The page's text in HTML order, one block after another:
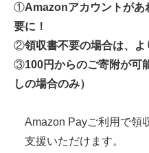
①Amazonアカウントがあ
要に！
②領収書不要の場合は、よ
③100円からのご寄附が可
しの場合のみ）
Amazon Payご利用で領
支援いただけます。